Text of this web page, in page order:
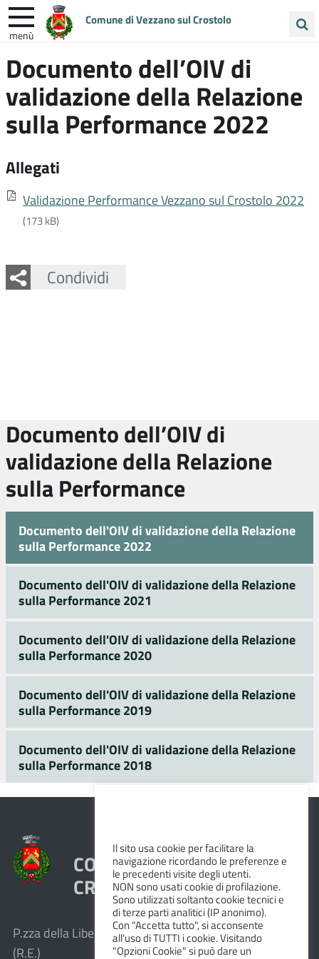
Comune di Vezzano sul Crostolo
menù
nel
sito
ENTRA IN COMUNE VIVI VEZZANO
UNIONE COLLINE MATILDICHE
Documento dell’OIV di
validazione della Relazione
sulla Performance 2022
Allegati
Validazione Performance Vezzano sul Crostolo 2022
(173 kB)
Condividi
Facebook
Twitter
Whatsapp
Documento dell’OIV di
validazione della Relazione
sulla Performance
Documento dell'OIV di validazione della Relazione
sulla Performance 2022
Documento dell'OIV di validazione della Relazione
sulla Performance 2021
Documento dell'OIV di validazione della Relazione
sulla Performance 2020
Documento dell'OIV di validazione della Relazione
sulla Performance 2019
Documento dell'OIV di validazione della Relazione
sulla Performance 2018
COMUNE DI VEZZANO SUL
CROSTOLO
P.zza della Libertà, 1 – 42030 Vezzano sul Crostolo
(R.E.)
Il sito usa cookie per facilitare la
navigazione ricordando le preferenze e
le precedenti visite degli utenti.
NON sono usati cookie di profilazione.
Sono utilizzati soltanto cookie tecnici e
di terze parti analitici (IP anonimo).
Con "Accetta tutto", si acconsente
all'uso di TUTTI i cookie. Visitando
"Opzioni Cookie" si può dare un